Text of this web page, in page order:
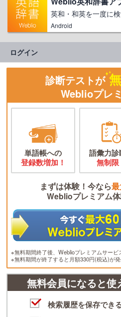
英和・和英を一度に
Android
ログイン
診断テストが
Weblioプレ
単語帳への
登録数増加！
語彙力
無制限
まずは体験！今なら
Weblioプレミアム
※無料期間終了後、Weblioプレミアムサービ
※無料期間が終了すると月額330円(税込)が発
無料会員になると使
検索履歴を保存でき